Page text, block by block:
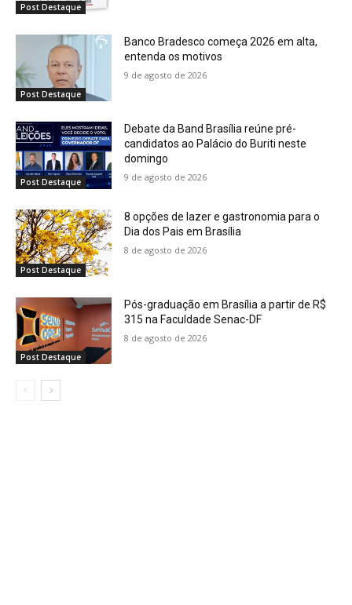
Post Destaque
Post Destaque
Banco Bradesco começa 2026 em alta,
entenda os motivos
9 de agosto de 2026
Post Destaque
Debate da Band Brasília reúne pré-
candidatos ao Palácio do Buriti neste
domingo
9 de agosto de 2026
Post Destaque
8 opções de lazer e gastronomia para o
Dia dos Pais em Brasília
8 de agosto de 2026
Post Destaque
Pós-graduação em Brasília a partir de R$
315 na Faculdade Senac-DF
8 de agosto de 2026